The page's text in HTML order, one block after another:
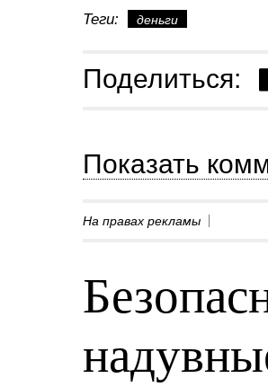
Теги: деньги
Поделиться:
Показать
На правах рекламы